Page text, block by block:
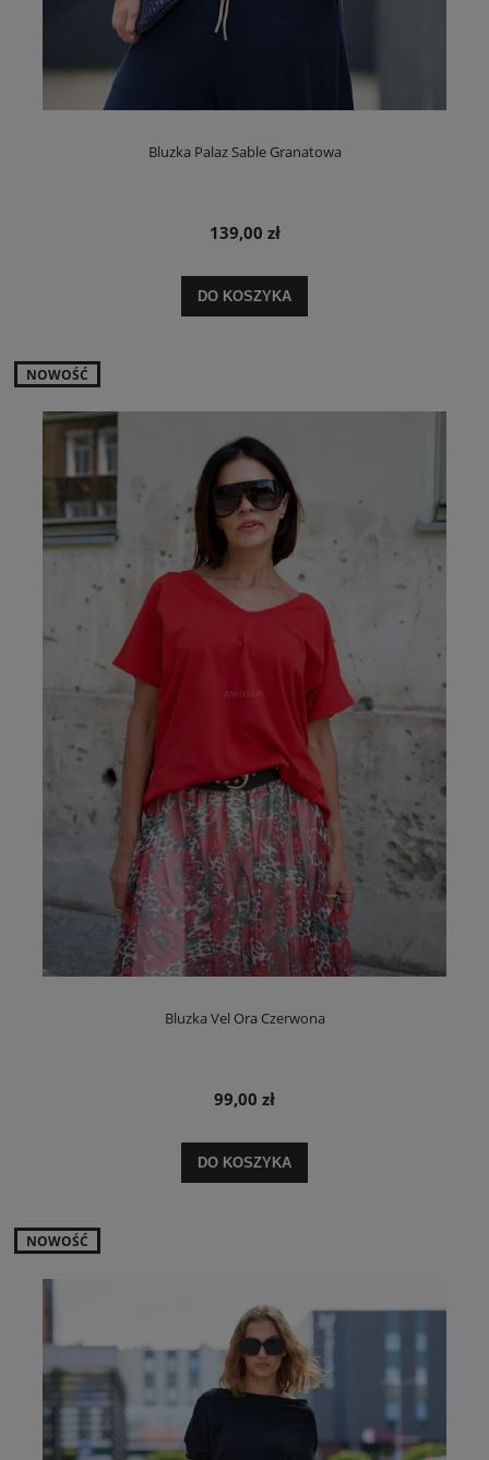
Bluzka Palaz Sable Granatowa
139,00 zł
DO KOSZYKA
Bluzka Vel Ora Czerwona
99,00 zł
DO KOSZYKA
NOWOŚĆ
NOWOŚĆ